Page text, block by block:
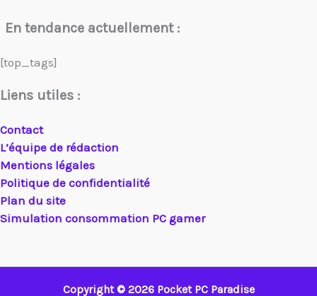
En tendance actuellement :
[top_tags]
Liens utiles :
Contact
L’équipe de rédaction
Mentions légales
Politique de confidentialité
Plan du site
Simulation consommation PC gamer
Copyright © 2026 Pocket PC Paradise